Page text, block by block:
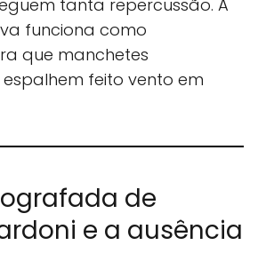
tanta repercussão. A
funciona como
que manchetes
feito vento em
de
e a ausência